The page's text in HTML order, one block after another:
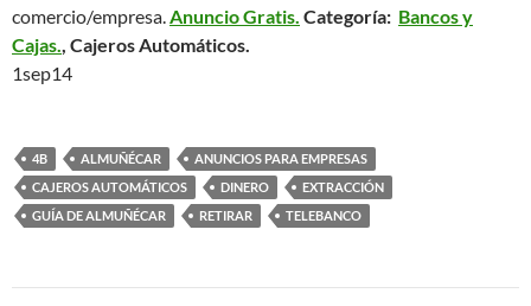
comercio/empresa. Anuncio Gratis. Categoría: Bancos y
Cajas. , Cajeros Automáticos.
1sep14
4B ALMUÑÉCAR
ANUNCIOS PARA EMPRESAS
CAJEROS AUTOMÁTICOS
DINERO
EXTRACCIÓN
GUÍA DE ALMUÑÉCAR
RETIRAR TELEBANCO